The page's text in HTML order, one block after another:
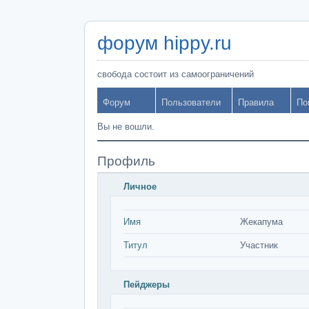
форум hippy.ru
свобода состоит из самоограничений
Форум Пользователи Правила
Вы не вошли.
Профиль
Личное
Имя Жекапума
Титул Участник
Пейджеры